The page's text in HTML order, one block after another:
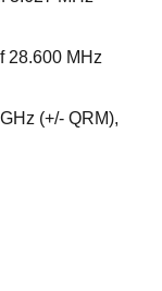
28.600 MHz
(+/- QRM),